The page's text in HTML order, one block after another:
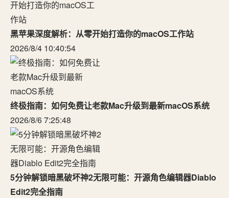
黑苹果深度解析：从零开始打造你的macOS工作站
2026/8/4 10:40:54
终极指南：如何免费让老款Mac升级到最新macOS系统
2026/8/6 7:25:48
5分钟解锁暗黑破坏神2无限可能：开源角色编辑器Diablo
Edit2完全指南